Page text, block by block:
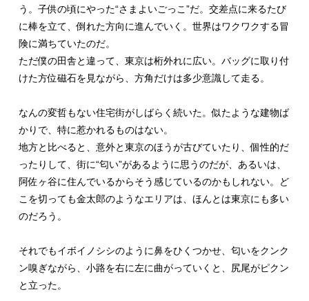
う。子供の頃にやった“さまよいごっこ”だ。交差点に来るたび
に棒を立て、倒れた方向に進んでいく。世界はワクワクする冒
険に満ちていたのだ。
ただ僕の田舎と違って、東京は桁外れに広い。バッグに取り付
けた方位磁石を見ながら、方角だけは多少意識して走る。
なんの変哲もない住宅街がしばらく続いた。似たような建物ば
かりで、特に惹かれるものはない。
地方と比べると、意外と東京のほうが古びていたり、個性的だ
ったりして、街に“匂い”があるように思うのだが、あるいは、
阿佐ヶ谷に住んでいるからそう感じているのかもしれない。ど
こを切っても金太郎のようなエリアは、ほんとは東京にも多い
のだろう。
それでもイボイノシシのように鼻をひくつかせ、匂いをクンク
ン嗅ぎながら、小路を右に左に曲がっていくと、尻尾がピクン
と立った。